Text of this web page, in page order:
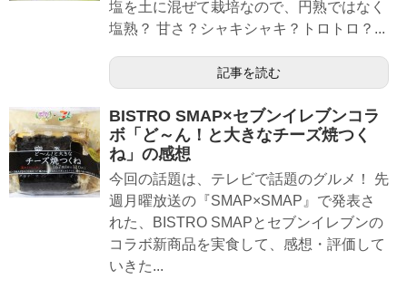
塩を土に混ぜて栽培なので、円熟ではなく
塩熟？ 甘さ？シャキシャキ？トロトロ？...
記事を読む
BISTRO SMAP×セブンイレブンコラ
ボ「ど～ん！と大きなチーズ焼つく
ね」の感想
今回の話題は、テレビで話題のグルメ！ 先
週月曜放送の『SMAP×SMAP』で発表さ
れた、BISTRO SMAPとセブンイレブンの
コラボ新商品を実食して、感想・評価して
いきた...